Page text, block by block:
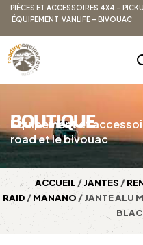
PIÈCES ET ACCESSOIRES 4X4 –
ÉQUIPEMENT VANLIFE – BIVOUAC
BOUTIQUE
Équipement et
road et le bivouac
ACCUEIL /JANTES /
RAID /MANANO / JANTE ALU